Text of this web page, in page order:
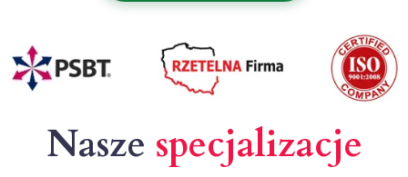
Nasze specjalizacje